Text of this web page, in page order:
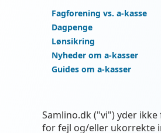
Fagforening vs. a-kasse
Dagpenge
Lønsikring
Nyheder om a-kasser
Guides om a-kasser
Samlino.dk ("vi") yder
for fejl og/eller ukorrekte